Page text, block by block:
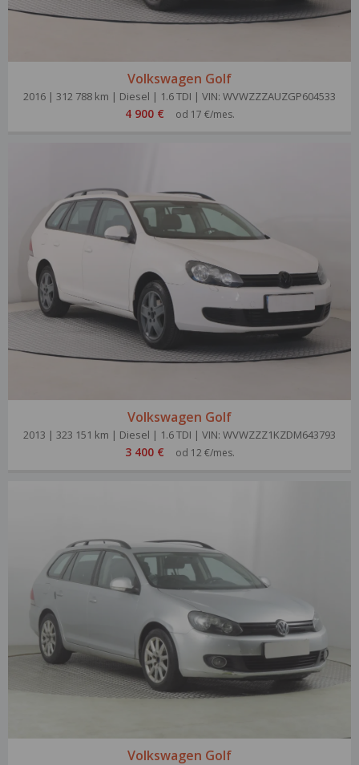
Volkswagen Golf
2016 | 312 788 km | Diesel | 1.6 TDI | VIN: WVWZZZAUZGP604533
4 900 € od 17 €/mes.
Volkswagen Golf
2013 | 323 151 km | Diesel | 1.6 TDI | VIN: WVWZZZ1KZDM643793
3 400 € od 12 €/mes.
Volkswagen Golf